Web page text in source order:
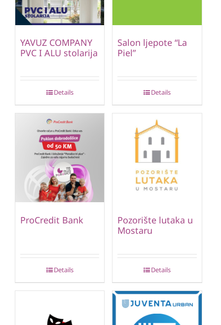
YAVUZ COMPANY
PVC I ALU stolarija
Details
Salon ljepote “La
Piel”
Details
ProCredit Bank
Details
Pozorište lutaka u
Mostaru
Details